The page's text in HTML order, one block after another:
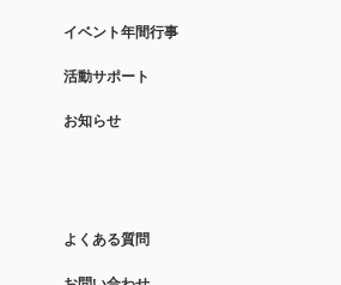
イベント年間行事
活動サポート
お知らせ
よくある質問